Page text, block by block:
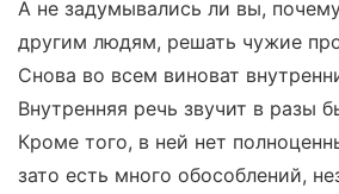
А не задумывались ли вы,
другим людям, решать чужие
Снова во всем виноват
Внутренняя речь звучит в разы
Кроме того, в ней нет
зато есть много обособлений,